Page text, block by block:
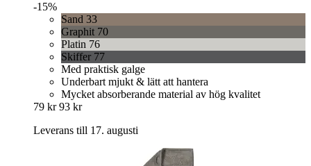
-15%
Sand 33
Graphit 70
Platin 76
Skiffer 77
Med praktisk galge
Underbart mjukt & lätt att hantera
Mycket absorberande material av hög kvalitet
79 kr 93 kr
Leverans till 17. augusti